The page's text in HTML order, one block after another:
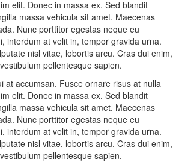
elit. Donec in massa ex. Sed blandit
massa vehicula sit amet. Maecenas
Nunc porttitor egestas neque eu
interdum at velit in, tempor gravida urna.
nisl vitae, lobortis arcu. Cras dui enim,
pellentesque sapien.
at accumsan. Fusce ornare risus at nulla
elit. Donec in massa ex. Sed blandit
massa vehicula sit amet. Maecenas
Nunc porttitor egestas neque eu
interdum at velit in, tempor gravida urna.
nisl vitae, lobortis arcu. Cras dui enim,
pellentesque sapien.